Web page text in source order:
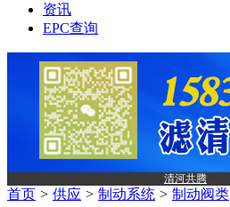
资讯
EPC查询
清河共腾
首页 > 供应 > 制动系统 > 制动阀类